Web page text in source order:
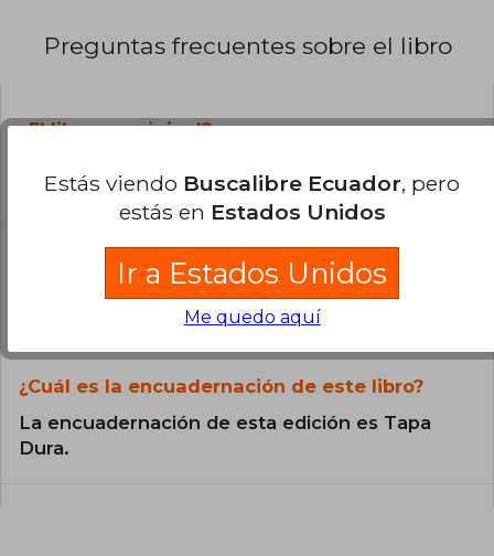
Preguntas frecuentes sobre el libro
¿El libro es original?
catálogo son Originales.
¿En qué Idioma está escrito el
El libro está escrito en Español.
¿Cuál es la encuadernación de este libro?
La encuadernación de esta edición es Tapa
Dura.
Estás viendo Buscalibre Ecuador, pero
estás en Estados Unidos
Ir a Estados Unidos
Me quedo aquí